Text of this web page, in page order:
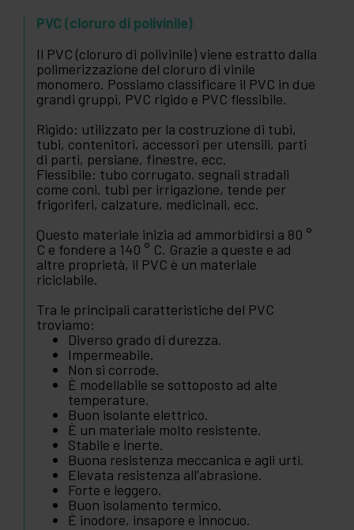
PVC (cloruro di polivinile)
Il PVC (cloruro di polivinile) viene estratto dalla
polimerizzazione del cloruro di vinile
monomero. Possiamo classificare il PVC in due
grandi gruppi, PVC rigido e PVC flessibile.
Rigido: utilizzato per la costruzione di tubi,
tubi, contenitori, accessori per utensili, parti
di parti, persiane, finestre, ecc.
Flessibile: tubo corrugato, segnali stradali
come coni. tubi per irrigazione, tende per
frigoriferi, calzature, medicinali, ecc.
Questo materiale inizia ad ammorbidirsi a 80 °
C e fondere a 140 ° C. Grazie a queste e ad
altre proprietà, il PVC è un materiale
riciclabile.
Tra le principali caratteristiche del PVC
troviamo:
Diverso grado di durezza.
Impermeabile.
Non si corrode.
È modellabile se sottoposto ad alte
temperature.
Buon isolante elettrico.
È un materiale molto resistente.
Stabile e inerte.
Buona resistenza meccanica e agli urti.
Elevata resistenza all'abrasione.
Forte e leggero.
Buon isolamento termico.
È inodore, insapore e innocuo.